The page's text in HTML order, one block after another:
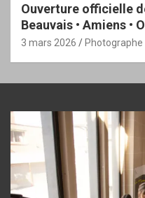
Ouverture officielle
Beauvais • Amiens •
3 mars 2026